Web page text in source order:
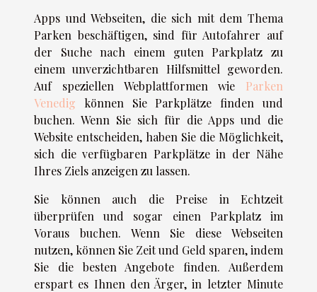
Apps und Webseiten, die sich mit dem Thema
Parken beschäftigen, sind für Autofahrer auf
der Suche nach einem guten Parkplatz zu
einem unverzichtbaren Hilfsmittel geworden.
Auf speziellen Webplattformen wie Parken
Venedig können Sie Parkplätze finden und
buchen. Wenn Sie sich für die Apps und die
Website entscheiden, haben Sie die Möglichkeit,
sich die verfügbaren Parkplätze in der Nähe
Ihres Ziels anzeigen zu lassen.
Sie können auch die Preise in Echtzeit
überprüfen und sogar einen Parkplatz im
Voraus buchen. Wenn Sie diese Webseiten
nutzen, können Sie Zeit und Geld sparen, indem
Sie die besten Angebote finden. Außerdem
erspart es Ihnen den Ärger, in letzter Minute